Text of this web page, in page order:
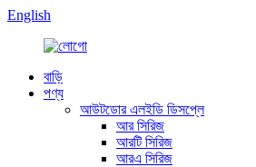
English
বাড়ি
পণ্য
আউটডোর এলইডি ডিসপ্লে
আর সিরিজ
আরটি সিরিজ
আরএ সিরিজ